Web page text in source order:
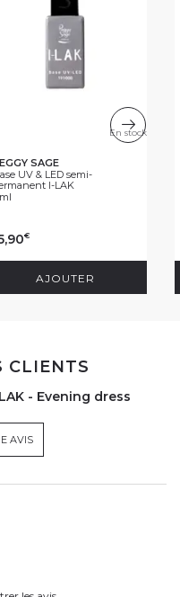
En stock
SAGE
UV & LED semi-
I-LAK
€
AJOUTER
CLIENTS
- Evening dress
AVIS